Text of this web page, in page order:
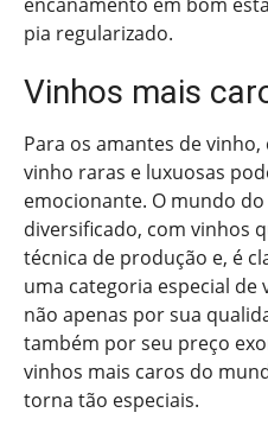
pia regularizado.
Vinhos mais
Para os amantes de
vinho raras e luxuosas
emocionante. O mundo
diversificado, com vinhos
técnica de produção e, é
uma categoria especial de
não apenas por sua
também por seu preço
vinhos mais caros do
torna tão especiais.